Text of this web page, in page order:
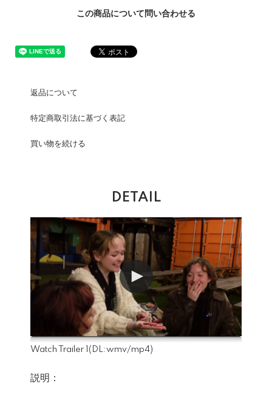
この商品について問い合わせる
返品について
特定商取引法に基づく表記
買い物を続ける
DETAIL
Watch Trailer 1 (DL:wmv/mp4)
説明：